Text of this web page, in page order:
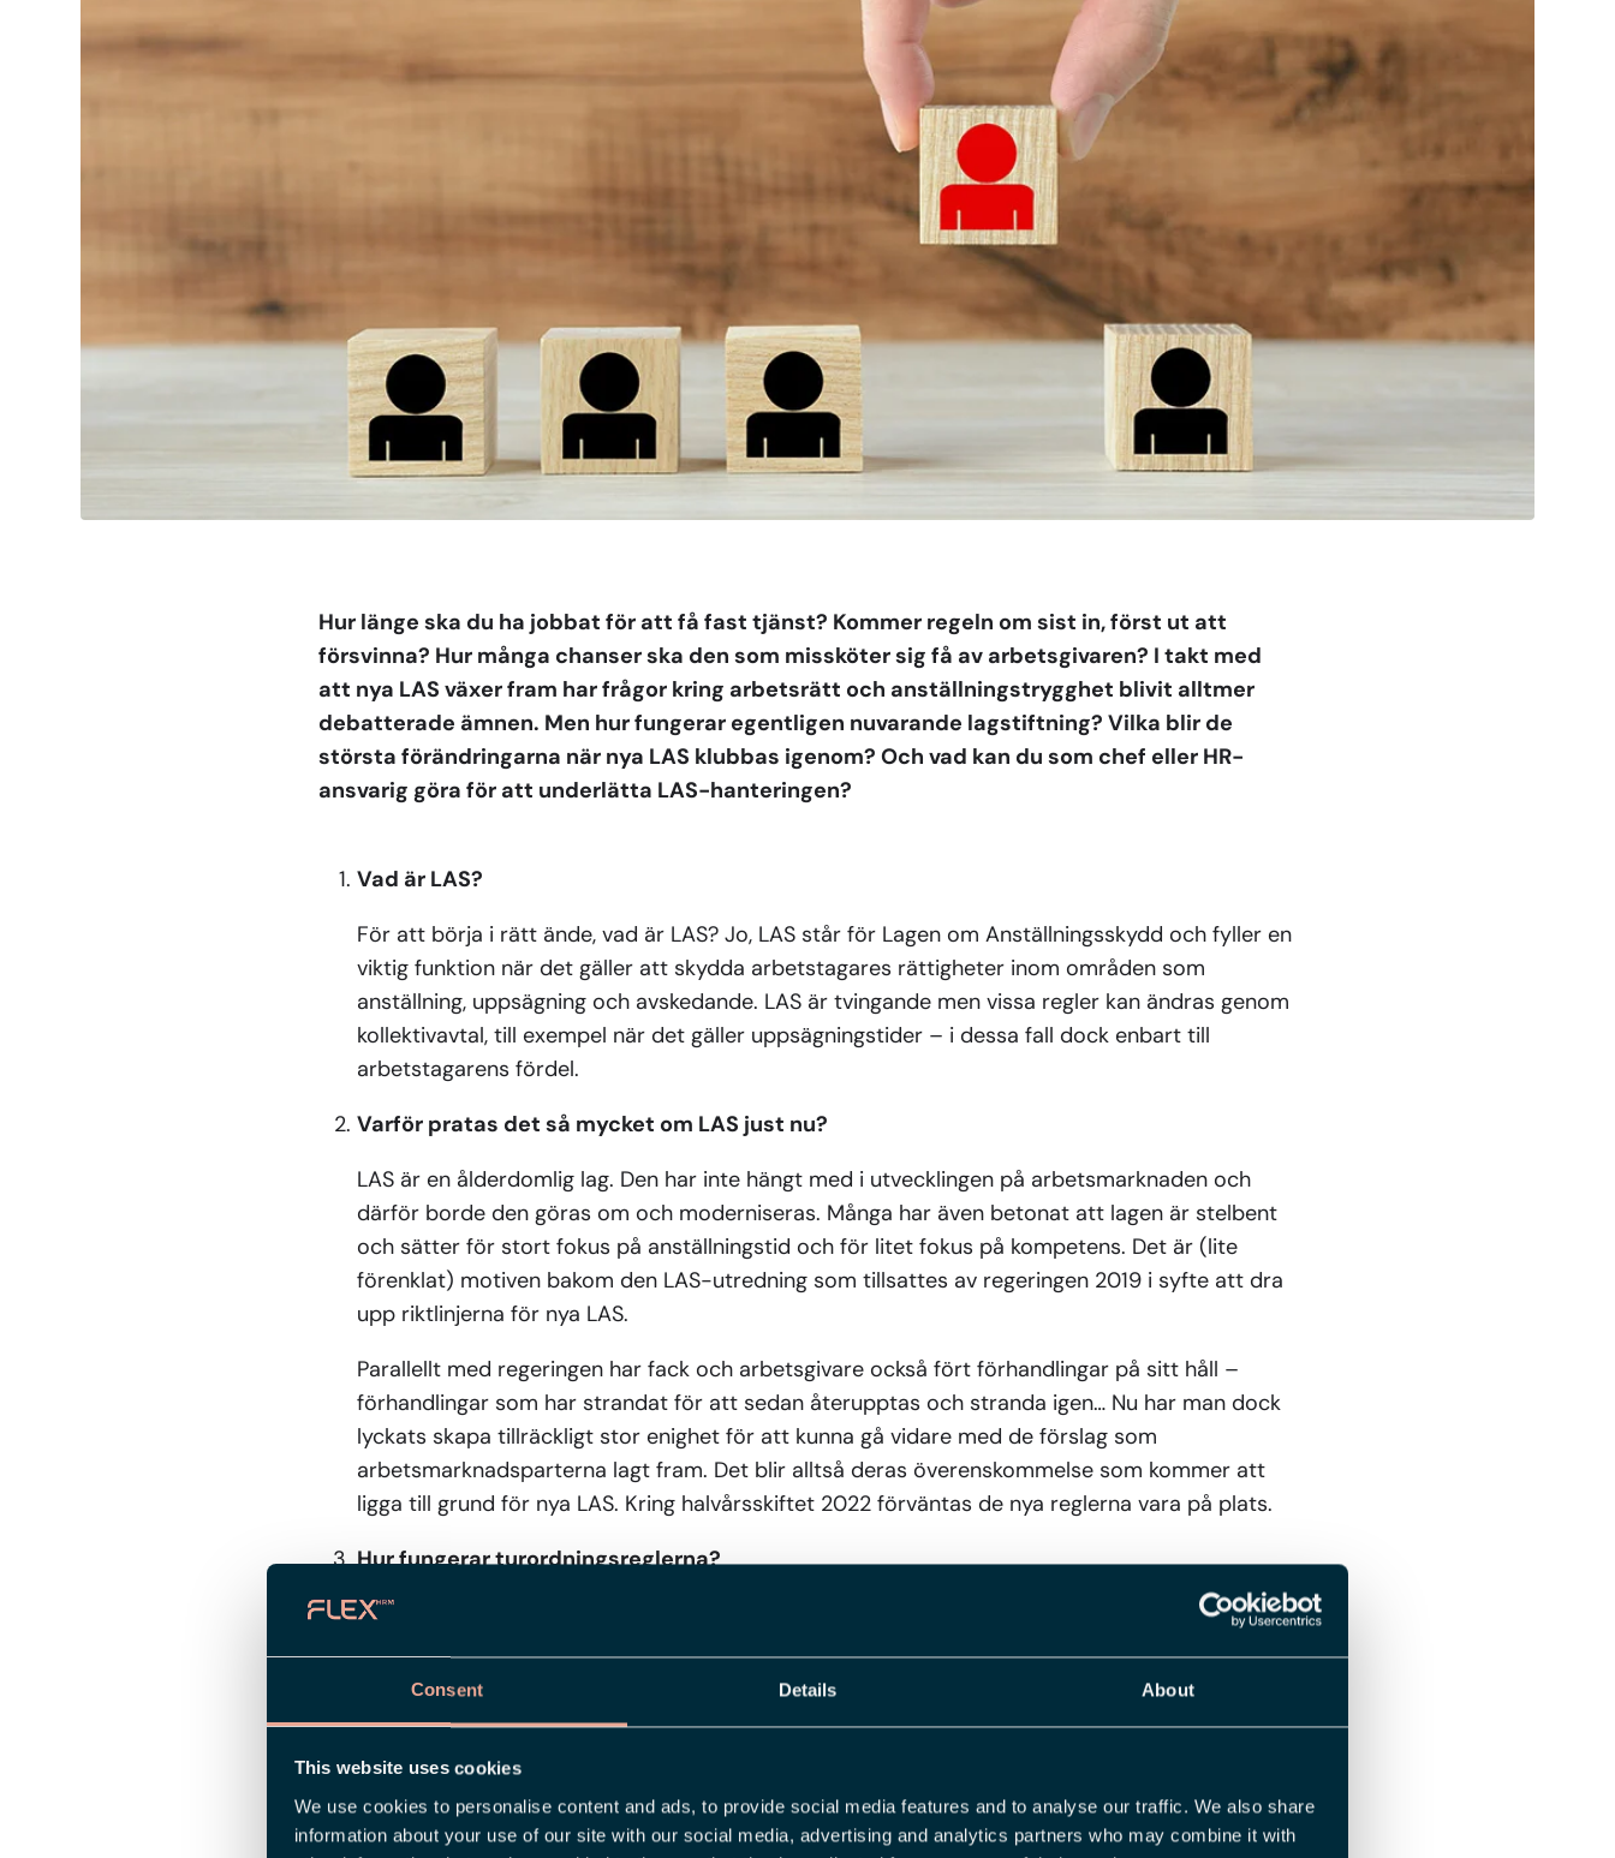
Consent Details About
This website uses cookies
We use cookies to personalise content and ads, to provide social media features and to analyse our traffic. We also share
information about your use of our site with our social media, advertising and analytics partners who may combine it with
Hur länge ska du ha jobbat för att få fast tjänst? Kommer regeln om sist in, först ut att
försvinna? Hur många chanser ska den som missköter sig få av arbetsgivaren? I takt med
att nya LAS växer fram har frågor kring arbetsrätt och anställningstrygghet blivit alltmer
debatterade ämnen. Men hur fungerar egentligen nuvarande lagstiftning? Vilka blir de
största förändringarna när nya LAS klubbas igenom? Och vad kan du som chef eller HR-
ansvarig göra för att underlätta LAS-hanteringen?
Vad är LAS?
För att börja i rätt ände, vad är LAS? Jo, LAS står för Lagen om Anställningsskydd och fyller en
viktig funktion när det gäller att skydda arbetstagares rättigheter inom områden som
anställning, uppsägning och avskedande. LAS är tvingande men vissa regler kan ändras genom
kollektivavtal, till exempel när det gäller uppsägningstider – i dessa fall dock enbart till
arbetstagarens fördel.
Varför pratas det så mycket om LAS just nu?
LAS är en ålderdomlig lag. Den har inte hängt med i utvecklingen på arbetsmarknaden och
därför borde den göras om och moderniseras. Många har även betonat att lagen är stelbent
och sätter för stort fokus på anställningstid och för litet fokus på kompetens. Det är (lite
förenklat) motiven bakom den LAS-utredning som tillsattes av regeringen 2019 i syfte att dra
upp riktlinjerna för nya LAS.
Parallellt med regeringen har fack och arbetsgivare också fört förhandlingar på sitt håll –
förhandlingar som har strandat för att sedan återupptas och stranda igen… Nu har man dock
lyckats skapa tillräckligt stor enighet för att kunna gå vidare med de förslag som
arbetsmarknadsparterna lagt fram. Det blir alltså deras överenskommelse som kommer att
ligga till grund för nya LAS. Kring halvårsskiftet 2022 förväntas de nya reglerna vara på plats.
Hur fungerar turordningsreglerna?
En viktig del av LAS är reglerna kring turordning, alltså de regler som styr i vilken ordning de
har varit längst på företaget har störst chans att få stanna kvar om företaget behöver dra ner
på personal. Vid lika anställningstid blir det den som är yngre som ska sägas upp före den
in i beslutet kring vem som blir uppsagd vid arbetsbrist. Det innebär att även om du har
många år på företaget bakom dig så kan du bli uppsagd om dina kvalifikationer inte bedöms
tillräckliga för de arbetsuppgifter som finns att utföra.